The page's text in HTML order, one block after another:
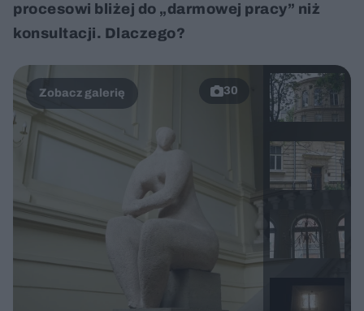
procesowi bliżej do „darmowej pracy” niż
konsultacji. Dlaczego?
30